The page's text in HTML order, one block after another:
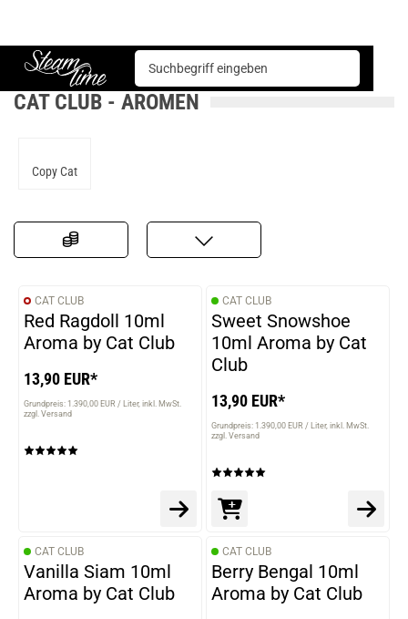
Steam time
Basen & Aromen Aromen Cat Club
CAT CLUB - AROMEN
Copy Cat
CAT CLUB
Red Ragdoll 10ml
Aroma by Cat Club
13,90 EUR*
Grundpreis: 1.390,00 EUR / Liter inkl. MwSt.
zzgl. Versand
CAT CLUB
Sweet Snowshoe
10ml Aroma by Cat
Club
13,90 EUR*
Grundpreis: 1.390,00 EUR / Liter inkl. MwSt.
zzgl. Versand
CAT CLUB
Vanilla Siam 10ml
Aroma by Cat Club
CAT CLUB
Berry Bengal 10ml
Aroma by Cat Club